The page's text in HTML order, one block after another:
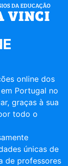
online dos
Portugal no
graças à sua
todo o
únicas de
de professores